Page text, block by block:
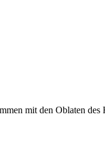
mit den Oblaten